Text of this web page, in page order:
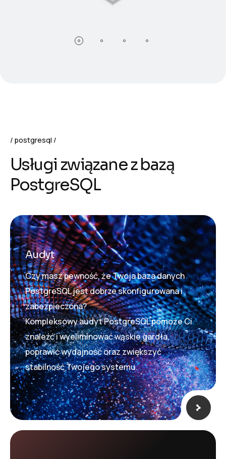
postgresql
Usługi związanez bazą
PostgreSQL
Audyt
Czy masz pewność, że Twoja baza danych
PostgreSQL jest dobrze skonfigurowana i
zabezpieczona?
Kompleksowy audyt PostgreSQL pomoże Ci
znaleźć i wyeliminować wąskie gardła,
poprawić wydajność oraz zwiększyć
stabilność Twojego systemu.